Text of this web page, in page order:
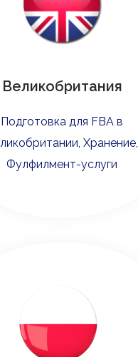
Великобритания
Подготовка для FBA в
Хранение,
Фулфилмент-услуги